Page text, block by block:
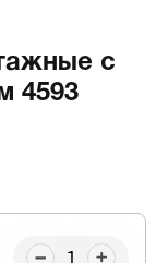
с
4593